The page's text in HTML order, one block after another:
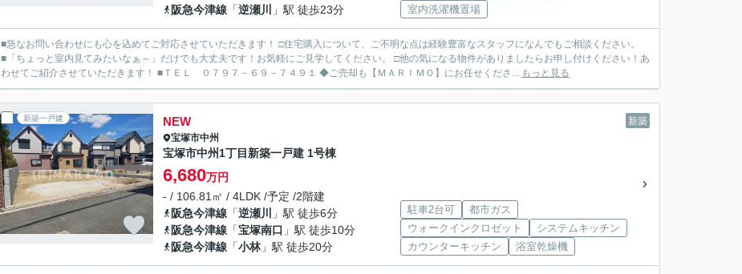
阪急今津線 「逆瀬川 」駅 徒歩23分
室内洗濯機置場
■急なお問い合わせにも心を込めてご対応させていただきます！ □住宅購入について、ご不明な点は経験豊富なスタッフになんでもご相談ください。
■「ちょっと室内見てみたいなぁ～」だけでも大丈夫です！お気軽にご見学してください。 □他の気になる物件がありましたらお申し付けください！あ
わせてご紹介させていただきます！ ■ＴＥＬ ０７９７－６９－７４９１ ◆ご売却も【ＭＡＲＩＭＯ】にお任せくださ... もっと見る
新築一戸建 新築
NEW
宝塚市中州
宝塚市中州1丁目新築一戸建 1号棟
6,680万円
- / 106.81㎡ / 4LDK /予定 /2階建
阪急今津線 「逆瀬川
」駅 徒歩6分
阪急今津線 「宝塚南口 」駅 徒歩10分
阪急今津線 「小林」駅 徒歩20分
駐車2台可
都市ガス
ウォークインクロゼット
システムキッチン
カウンターキッチン
浴室乾燥機